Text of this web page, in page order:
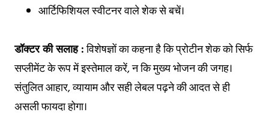
आर्टिफिशियल स्वीटनर वाले शेक से बचें।
डॉक्टर की सलाह :विशेषज्ञों का कहना है कि प्रोटीन शेक को सिर्फ
सप्लीमेंट के रूप में इस्तेमाल करें, न कि मुख्य भोजन की जगह।
संतुलित आहार, व्यायाम और सही लेबल पढ़ने की आदत से ही
असली फायदा होगा।